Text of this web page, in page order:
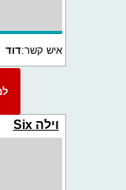
איש קשר:דוד
וילה Six